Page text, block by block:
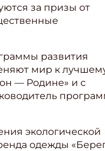
за призы от
развития
мир к
— Родине» и с
экологической
одежды